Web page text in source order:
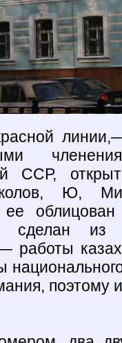
ССР,
Ю,
ее
сделан из
работы
поэтому